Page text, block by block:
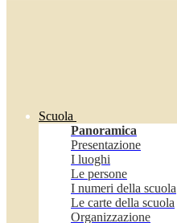
Scuola
Panoramica
Presentazione
I luoghi
Le persone
I numeri della scuola
Le carte della scuola
Organizzazione